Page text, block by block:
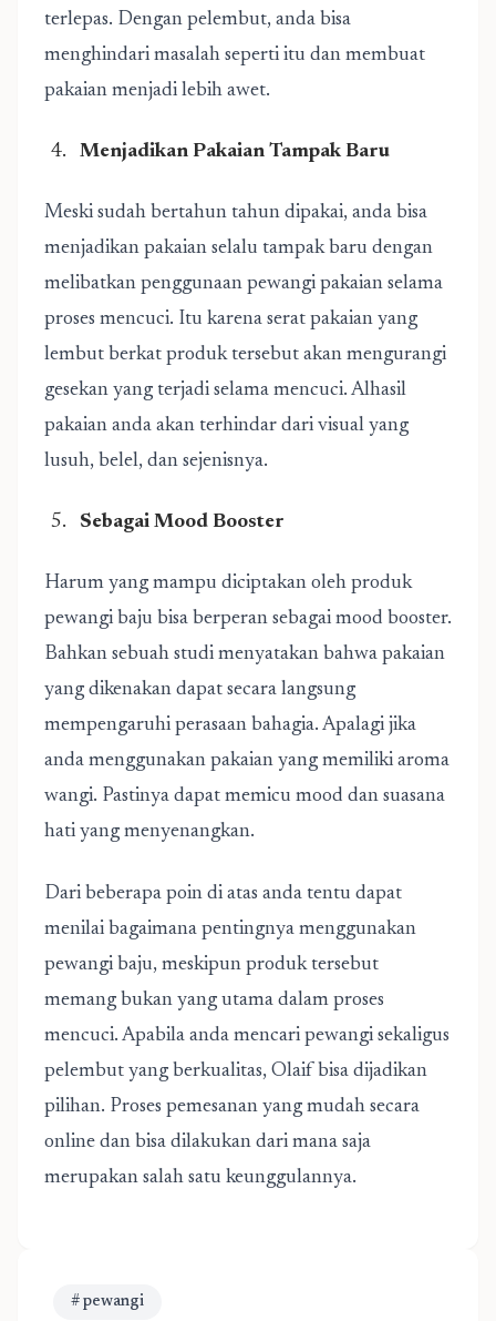
terlepas. Dengan pelembut, anda bisa
menghindari masalah seperti itu dan membuat
pakaian menjadi lebih awet.
Menjadikan Pakaian Tampak Baru
Meski sudah bertahun tahun dipakai, anda bisa
menjadikan pakaian selalu tampak baru dengan
melibatkan penggunaan pewangi pakaian selama
proses mencuci. Itu karena serat pakaian yang
lembut berkat produk tersebut akan mengurangi
gesekan yang terjadi selama mencuci. Alhasil
pakaian anda akan terhindar dari visual yang
lusuh, belel, dan sejenisnya.
Sebagai Mood Booster
Harum yang mampu diciptakan oleh produk
pewangi baju bisa berperan sebagai mood booster.
Bahkan sebuah studi menyatakan bahwa pakaian
yang dikenakan dapat secara langsung
mempengaruhi perasaan bahagia. Apalagi jika
anda menggunakan pakaian yang memiliki aroma
wangi. Pastinya dapat memicu mood dan suasana
hati yang menyenangkan.
Dari beberapa poin di atas anda tentu dapat
menilai bagaimana pentingnya menggunakan
pewangi baju, meskipun produk tersebut
memang bukan yang utama dalam proses
mencuci. Apabila anda mencari pewangi sekaligus
pelembut yang berkualitas, Olaif bisa dijadikan
pilihan. Proses pemesanan yang mudah secara
online dan bisa dilakukan dari mana saja
merupakan salah satu keunggulannya.
# pewangi